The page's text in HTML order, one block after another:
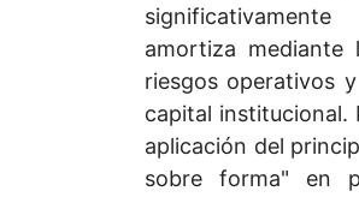
amortiza mediante
riesgos operativos
capital institucional.
aplicación del
sobre forma" en